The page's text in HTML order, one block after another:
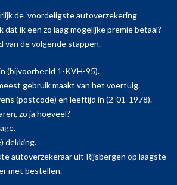
de ‘voordeligste autoverzekering
dat ik een zo laag mogelijke premie betaal?
van de volgende stappen.
(bijvoorbeeld 1-KVH-95).
gebruik maakt van het voertuig.
(postcode) en leeftijd in (2-01-1978).
zo ja hoeveel?
dekking.
autoverzekeraar uit Rijsbergen op laagste
met bestellen.